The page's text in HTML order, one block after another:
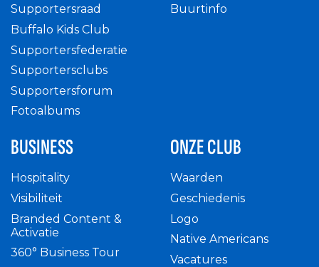
Supportersraad
Buffalo Kids Club
Supportersfederatie
Supportersclubs
Supportersforum
Fotoalbums
Buurtinfo
BUSINESS
Hospitality
Visibiliteit
Branded Content &
Activatie
360° Business Tour
ONZE CLUB
Waarden
Geschiedenis
Logo
Native Americans
Vacatures